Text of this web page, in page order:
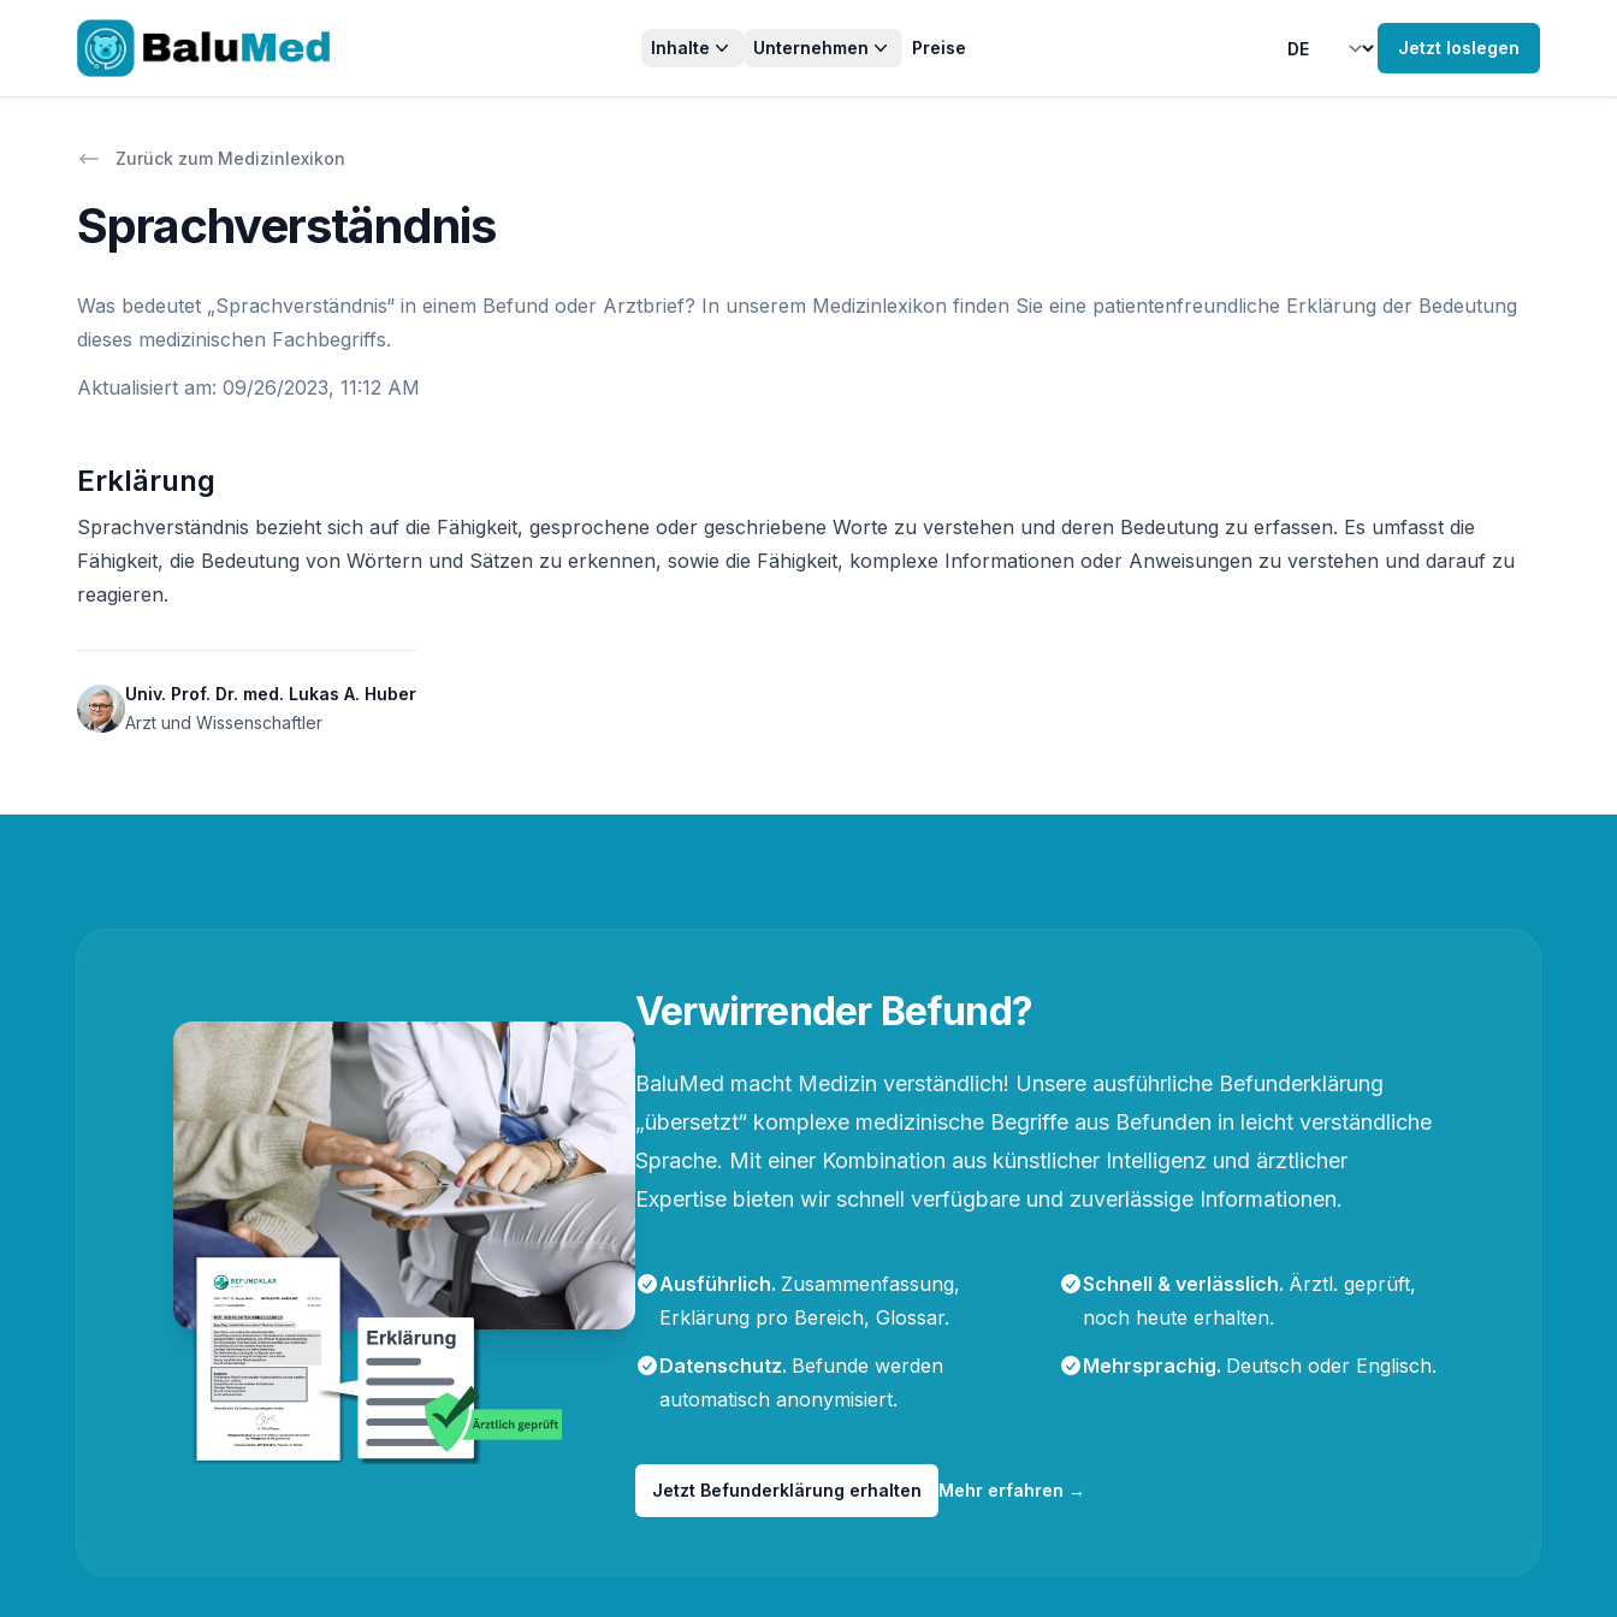
Inhalte Unternehmen Preise Jetzt loslegen
Zurück zum Medizinlexikon
Sprachverständnis
Was bedeutet „Sprachverständnis“ in einem Befund oder Arztbrief? In unserem Medizinlexikon finden Sie eine patientenfreundliche Erklärung der Bedeutung
dieses medizinischen Fachbegriffs.
Aktualisiert am: 09/26/2023, 11:12 AM
Erklärung
Sprachverständnis bezieht sich auf die Fähigkeit, gesprochene oder geschriebene Worte zu verstehen und deren Bedeutung zu erfassen. Es umfasst die
Fähigkeit, die Bedeutung von Wörtern und Sätzen zu erkennen, sowie die Fähigkeit, komplexe Informationen oder Anweisungen zu verstehen und darauf zu
reagieren.
Univ. Prof. Dr. med. Lukas A. Huber
Arzt und Wissenschaftler
Verwirrender Befund?
BaluMed macht Medizin verständlich! Unsere ausführliche Befunderklärung
„übersetzt“ komplexe medizinische Begriffe aus Befunden in leicht verständliche
Sprache. Mit einer Kombination aus künstlicher Intelligenz und ärztlicher
Expertise bieten wir schnell verfügbare und zuverlässige Informationen.
Ausführlich. Zusammenfassung,
Erklärung pro Bereich, Glossar.
Schnell & verlässlich. Ärztl. geprüft,
noch heute erhalten.
Datenschutz. Befunde werden
automatisch anonymisiert.
Mehrsprachig. Deutsch oder Englisch.
Jetzt Befunderklärung erhalten Mehr erfahren →